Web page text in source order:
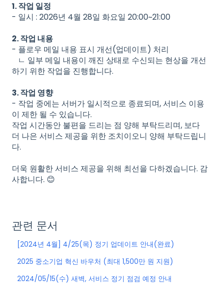
1. 작업 일정
- 일시 : 2026년 4월 28일 화요일 20:00~21:00
2. 작업 내용
- 플로우 메일 내용 표시 개선(업데이트) 처리
ㄴ 일부 메일 내용이 깨진 상태로 수신되는 현상을 개선
하기 위한 작업을 진행합니다.
3. 작업 영향
- 작업 중에는 서버가 일시적으로 종료되며, 서비스 이용
이 제한 될 수 있습니다.
작업 시간동안 불편을 드리는 점 양해 부탁드리며, 보다
더 나은 서비스 제공을 위한 조치이오니 양해 부탁드립니
다.
더욱 원활한 서비스 제공을 위해 최선을 다하겠습니다. 감
사합니다. 😊
관련 문서
[2024년 4월] 4/25(목) 정기 업데이트 안내(완료)
2025 중소기업 혁신 바우처 (최대 1,500만 원 지원)
2024/05/15(수) 새벽, 서비스 정기 점검 예정 안내